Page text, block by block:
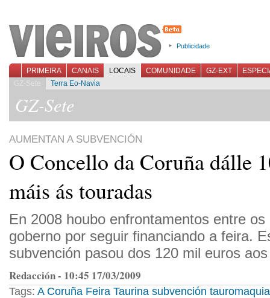
Publicidade
PRIMEIRA CANAIS LOCAIS COMUNIDADE GZ-EXT
GZ-Sete
Terra Eo-Navia
GZ-Sete
AUMENTAN A SUBVENCIÓN
O Concello da Coruña dálle
máis ás touradas
En 2008 houbo enfrontamentos entre os
goberno por seguir financiando a feira.
subvención pasou dos 120 mil euros
Redacción - 10:45 17/03/2009
Tags: A Coruña Feira Taurina subvención tauromaquia